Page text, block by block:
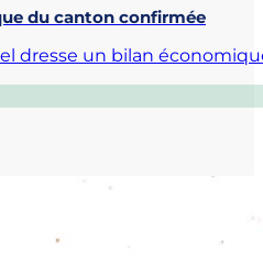
du canton confirmée
dresse un bilan